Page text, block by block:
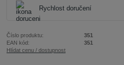
Rychlost doručení
Číslo produktu:
351
EAN kód:
351
Hlídat cenu / dostupnost